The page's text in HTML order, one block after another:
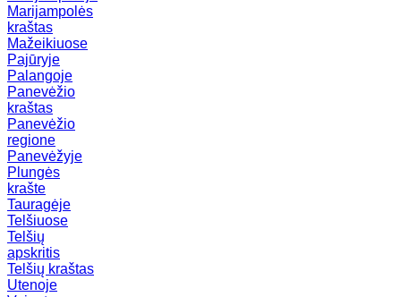
Marijampolės
kraštas
Mažeikiuose
Pajūryje
Palangoje
Panevėžio
kraštas
Panevėžio
regione
Panevėžyje
Plungės
krašte
Tauragėje
Telšiuose
Telšių
apskritis
Telšių kraštas
Utenoje